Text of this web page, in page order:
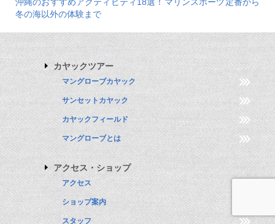
冬の海以外の体験まで
カヤックツアー
マングローブカヤック
サンセットカヤック
カヤックフィールド
マングローブとは
アクセス・ショップ
アクセス
ショップ案内
スタッフ